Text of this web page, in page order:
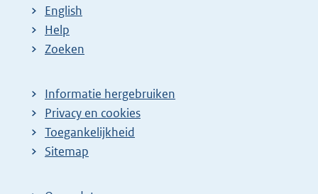
English
Help
Zoeken
Informatie hergebruiken
Privacy en cookies
Toegankelijkheid
Sitemap